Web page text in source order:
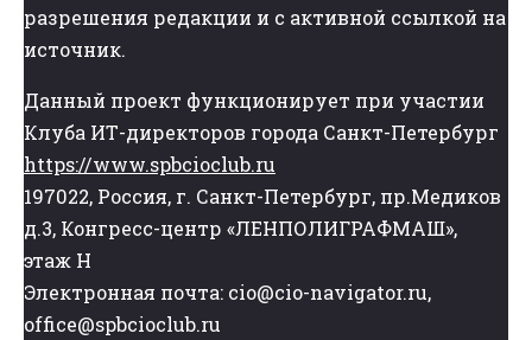
разрешения редакции и с активной ссылкой на
источник.
Данный проект функционирует при участии
Клуба ИТ-директоров города Санкт-Петербург
https://www.spbcioclub.ru
197022, Россия, г. Санкт-Петербург, пр.Медиков
д.3, Конгресс-центр «ЛЕНПОЛИГРАФМАШ»,
этаж Н
Электронная почта: cio@cio-navigator.ru,
office@spbcioclub.ru